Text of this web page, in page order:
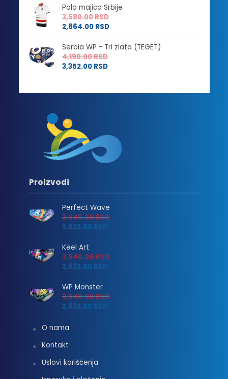
Polo majica Srbije
3,580.00RSD
2,864.00 RSD
Serbia WP - Tri zlata (TEGET)
4,190.00RSD
3,352.00 RSD
Proizvodi
Perfect Wave
3,540.00RSD
2,832.00 RSD
Keel Art
3,540.00RSD
2,832.00 RSD
WP Monster
3,540.00RSD
2,832.00 RSD
O nama
Kontakt
Uslovi korišćenja